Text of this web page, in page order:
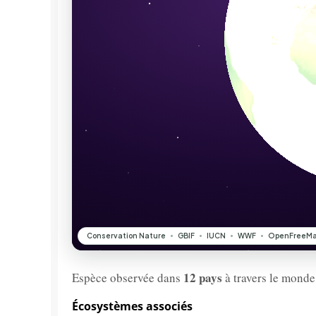
Espèce observée dans 12 pays à travers le
Écosystèmes associés